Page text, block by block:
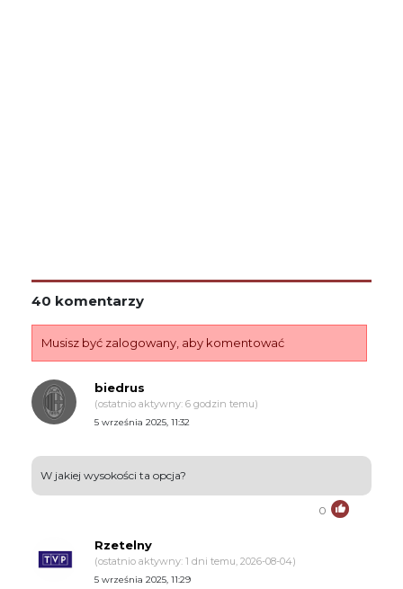
40 komentarzy
Musisz być zalogowany, aby komentować
biedrus
(ostatnio aktywny: 6 godzin temu)
5 września 2025, 11:32
W jakiej wysokości ta opcja?
0
Rzetelny
(ostatnio aktywny: 1 dni temu, 2026-08-04)
5 września 2025, 11:29